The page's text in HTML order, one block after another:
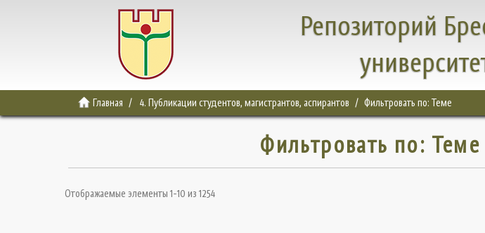
Репозиторий
Главная 4. Публикации студентов, магистрантов, аспирантов Фильтровать по: Теме
Фильтровать по: Теме
Отображаемые элементы 1-10 из 1254